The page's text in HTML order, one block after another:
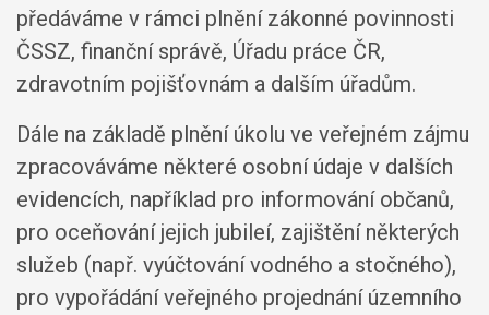
předáváme v rámci plnění zákonné povinnosti
ČSSZ, finanční správě, Úřadu práce ČR,
zdravotním pojišťovnám a dalším úřadům.
Dále na základě plnění úkolu ve veřejném zájmu
zpracováváme některé osobní údaje v dalších
evidencích, například pro informování občanů,
pro oceňování jejich jubileí, zajištění některých
služeb (např. vyúčtování vodného a stočného),
pro vypořádání veřejného projednání územního